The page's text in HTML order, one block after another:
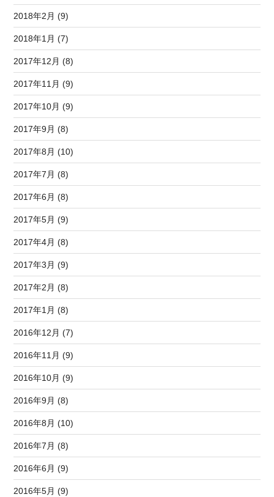
2018年2月 (9)
2018年1月 (7)
2017年12月 (8)
2017年11月 (9)
2017年10月 (9)
2017年9月 (8)
2017年8月 (10)
2017年7月 (8)
2017年6月 (8)
2017年5月 (9)
2017年4月 (8)
2017年3月 (9)
2017年2月 (8)
2017年1月 (8)
2016年12月 (7)
2016年11月 (9)
2016年10月 (9)
2016年9月 (8)
2016年8月 (10)
2016年7月 (8)
2016年6月 (9)
2016年5月 (9)